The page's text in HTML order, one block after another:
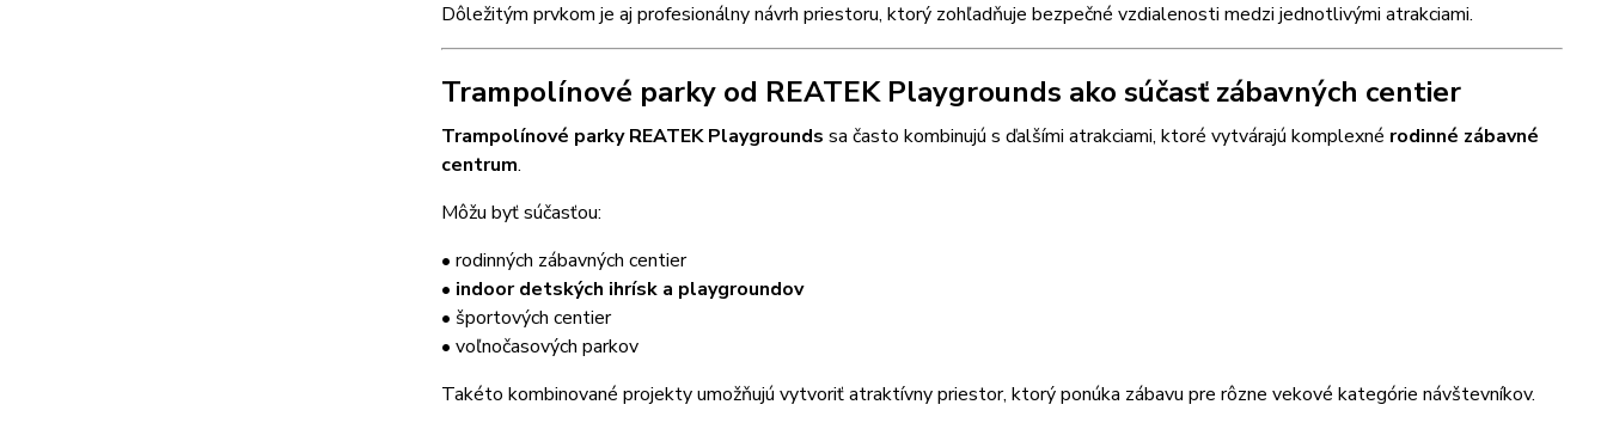
Dôležitým prvkom je aj profesionálny návrh priestoru, ktorý zohľadňuje bezpečné vzdialenosti medzi jednotlivými atrakciami.
Trampolínové parky od REATEK Playgrounds ako súčasť zábavných centier
Trampolínové parky REATEK Playgrounds sa často kombinujú s ďalšími atrakciami, ktoré vytvárajú komplexné rodinné zábavné
centrum.
Môžu byť súčasťou:
• rodinných zábavných centier
• indoor detských ihrísk a playgroundov
• športových centier
• voľnočasových parkov
Takéto kombinované projekty umožňujú vytvoriť atraktívny priestor, ktorý ponúka zábavu pre rôzne vekové kategórie návštevníkov.